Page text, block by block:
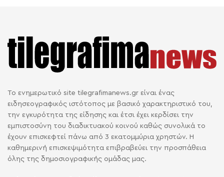
Το ενημερωτικό site tilegrafimanews.gr είναι ένας
ειδησεογραφικός ιστότοπος με βασικό χαρακτηριστικό του,
την εγκυρότητα της είδησης και έτσι έχει κερδίσει την
εμπιστοσύνη του διαδικτυακού κοινού καθώς συνολικά το
έχουν επισκεφτεί πάνω από 3 εκατομμύρια χρηστών. Η
καθημερινή επισκεψιμότητα επιβραβεύει την προσπάθεια
όλης της δημοσιογραφικής ομάδας μας.